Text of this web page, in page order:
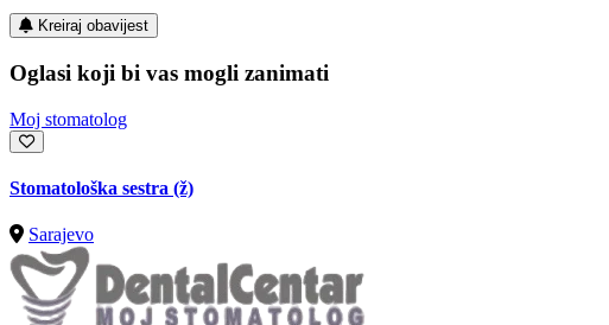
Kreiraj obavijest
Oglasi koji bi vas mogli zanimati
Moj stomatolog
Stomatološka sestra (ž)
Sarajevo